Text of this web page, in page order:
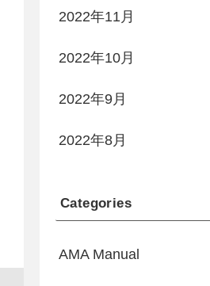
2022年11月
2022年10月
2022年9月
2022年8月
Categories
AMA Manual